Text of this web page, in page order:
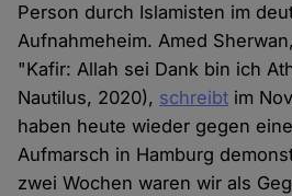
Person durch Islamisten im
Aufnahmeheim. Amed
"Kafir: Allah sei Dank bin ich
Nautilus, 2020), schreibt im
haben heute wieder gegen
Aufmarsch in Hamburg
zwei Wochen waren wir als